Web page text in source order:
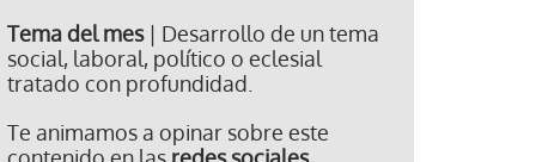
Tema del mes| Desarrollo de un tema
social, laboral, político o eclesial
tratado con profundidad.
Te animamos a opinar sobre este